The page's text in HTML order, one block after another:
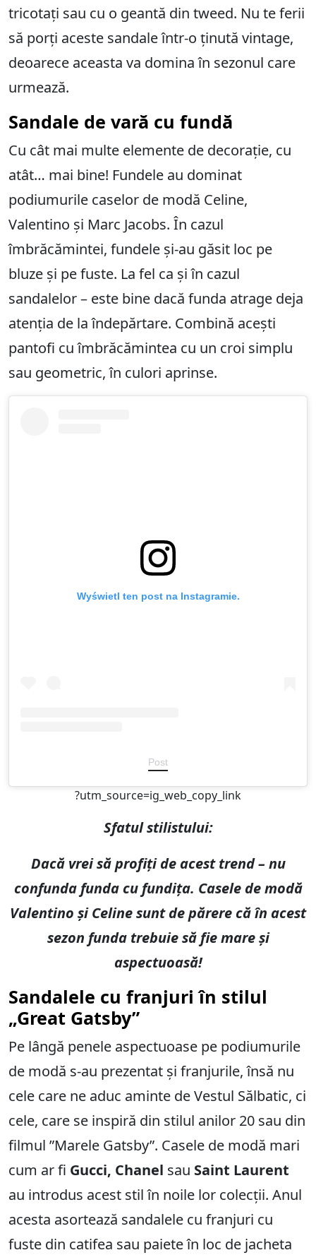
tricotați sau cu o geantă din tweed. Nu te ferii
să porți aceste sandale într-o ținută vintage,
deoarece aceasta va domina în sezonul care
urmează.
Sandale de vară cu fundă
Cu cât mai multe elemente de decorație, cu
atât… mai bine! Fundele au dominat
podiumurile caselor de modă Celine,
Valentino și Marc Jacobs. În cazul
îmbrăcămintei, fundele și-au găsit loc pe
bluze și pe fuste. La fel ca și în cazul
sandalelor – este bine dacă funda atrage deja
atenția de la îndepărtare. Combină acești
pantofi cu îmbrăcămintea cu un croi simplu
sau geometric, în culori aprinse.
Wyświetl ten post na Instagramie.
Post
?utm_source=ig_web_copy_link
Sfatul stilistului:
Dacă vrei să profiți de acest trend – nu
confunda funda cu fundița. Casele de modă
Valentino și Celine sunt de părere că în acest
sezon funda trebuie să fie mare și
aspectuoasă!
Sandalele cu franjuri în stilul
„Great Gatsby”
Pe lângă penele aspectuoase pe podiumurile
de modă s-au prezentat și franjurile, însă nu
cele care ne aduc aminte de Vestul Sălbatic, ci
cele, care se inspiră din stilul anilor 20 sau din
filmul ”Marele Gatsby”. Casele de modă mari
cum ar fi Gucci, Chanel sau Saint Laurent
au introdus acest stil în noile lor colecții. Anul
acesta asortează sandalele cu franjuri cu
fuste din catifea sau paiete în loc de jacheta